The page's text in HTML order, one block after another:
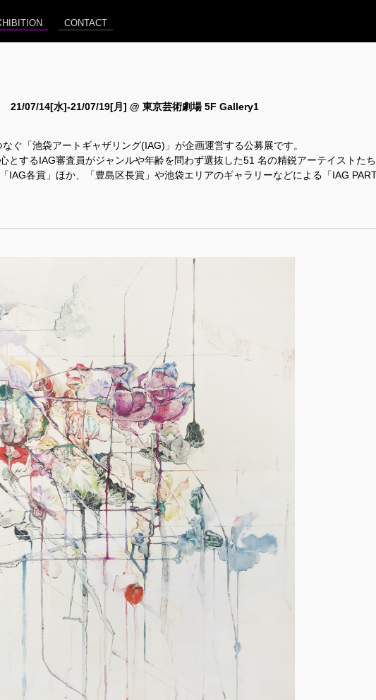
CONTACT
21/07/14[水]-21/07/19[月] @ 東京芸術劇場 5F Gallery1
ぐ「池袋アートギャザリング(IAG)」が企画運営する公募展です。
するIAG審査員がジャンルや年齢を問わず選抜した51 名の精鋭アーテイストたち
IAG各賞」ほか、「豊島区長賞」や池袋エリアのギャラリーなどによる「IAG